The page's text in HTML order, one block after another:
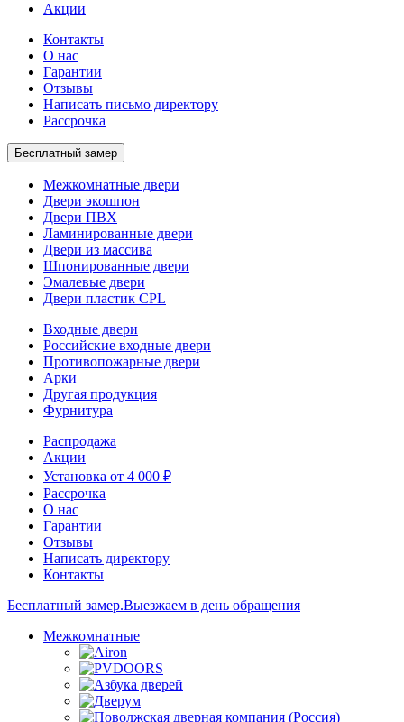
Акции
Контакты
О нас
Гарантии
Отзывы
Написать письмо директору
Рассрочка
Бесплатный замер
Межкомнатные двери
Двери экошпон
Двери ПВХ
Ламинированные двери
Двери из массива
Шпонированные двери
Эмалевые двери
Двери пластик CPL
Входные двери
Российские входные двери
Противопожарные двери
Арки
Другая продукция
Фурнитура
Распродажа
Акции
Установка от 4 000 ₽
Рассрочка
О нас
Гарантии
Отзывы
Написать директору
Контакты
Бесплатный замер.Выезжаем в день обращения
Межкомнатные